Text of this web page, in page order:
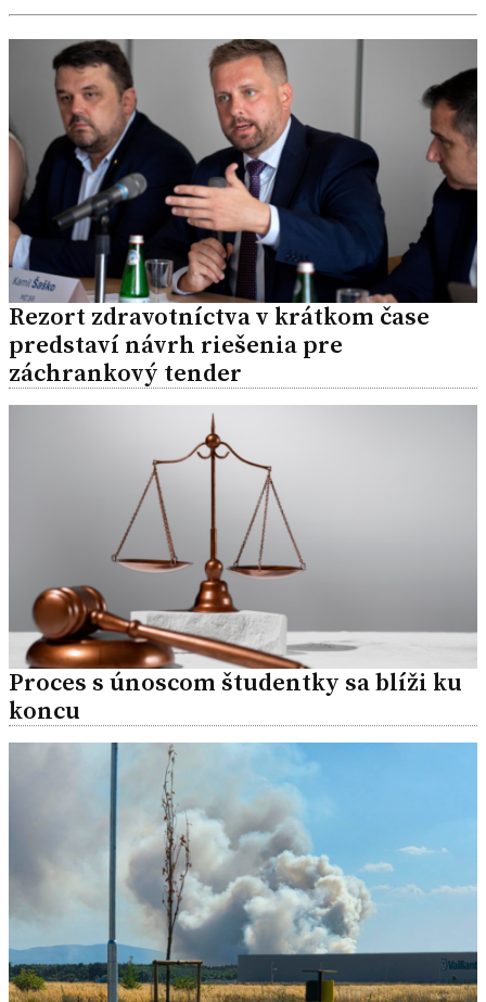
Rezort zdravotníctva v krátkom čase
predstaví návrh riešenia pre
záchrankový tender
Proces s únoscom študentky sa blíži ku
koncu